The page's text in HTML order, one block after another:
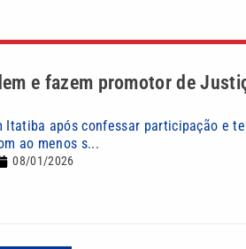
e fazem promotor de
Itatiba após confessar participação e
ao menos s...
08/01/2026